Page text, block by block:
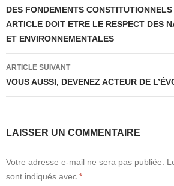
des
articles
DES FONDEMENTS
ARTICLE DOIT ETRE LE RESPECT DES
ET ENVIRONNEMENTALES
ARTICLE SUIVANT
VOUS AUSSI, DEVENEZ ACTEUR DE
LAISSER UN COMMENTAIRE
Votre adresse e-mail ne sera pas publiée.
sont indiqués avec *